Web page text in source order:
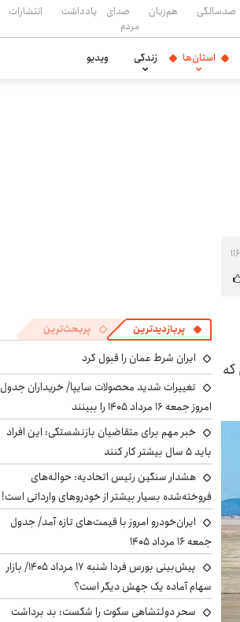
صدسالگی هم‌زبان
صدای
مردم
یادداشت انتشارات
استان‌ها زندگی ویدیو
پربازدیدترین پربحث‌ترین
ایران شرط عمان را قبول کرد
تغییرات شدید محصولات سایپا/ خریداران جدول
امروز جمعه ۱۶ مرداد ۱۴۰۵ را ببینند
خبر مهم برای متقاضیان بازنشستگی: این افراد
باید ۵ سال بیشتر کار کنند
هشدار سنگین رئیس اتحادیه: حواله‌های
فروخته‌شده بسیار بیشتر از خودروهای وارداتی است!
ایران‌خودرو امروز با قیمت‌های تازه آمد/ جدول
جمعه ۱۶ مرداد ۱۴۰۵
پیش‌بینی بورس فردا شنبه ۱۷ مرداد ۱۴۰۵/ بازار
سهام آماده یک جهش دیگر است؟
سحر دولتشاهی سکوت را شکست: بد برداشت